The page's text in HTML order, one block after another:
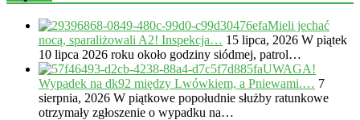
Mieli jechać
nocą, sparaliżowali A2! Inspekcja… 15 lipca, 2026 W piątek
10 lipca 2026 roku około godziny siódmej, patrol…
UWAGA!
Wypadek na dk92 między Lwówkiem, a Pniewami.… 7
sierpnia, 2026 W piątkowe popołudnie służby ratunkowe
otrzymały zgłoszenie o wypadku na…